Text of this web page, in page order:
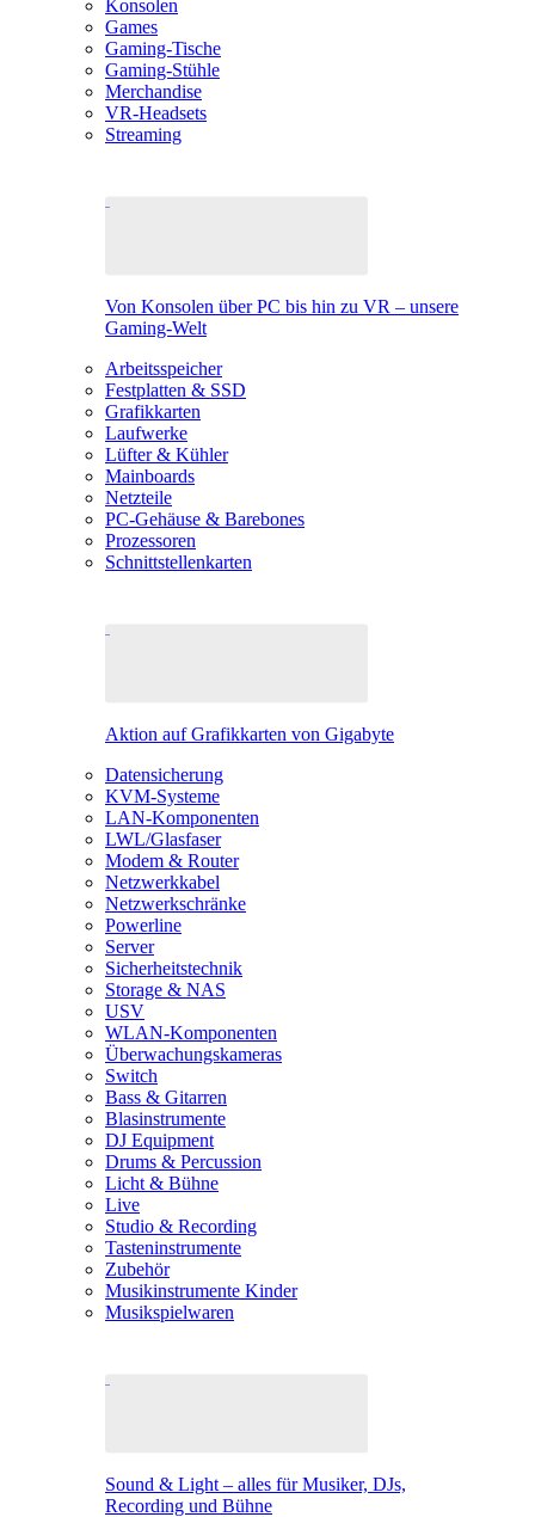
Konsolen
Games
Gaming-Tische
Gaming-Stühle
Merchandise
VR-Headsets
Streaming
Von Konsolen über PC bis hin zu VR – unsere
Gaming-Welt
Arbeitsspeicher
Festplatten & SSD
Grafikkarten
Laufwerke
Lüfter & Kühler
Mainboards
Netzteile
PC-Gehäuse & Barebones
Prozessoren
Schnittstellenkarten
Aktion auf Grafikkarten von Gigabyte
Datensicherung
KVM-Systeme
LAN-Komponenten
LWL/Glasfaser
Modem & Router
Netzwerkkabel
Netzwerkschränke
Powerline
Server
Sicherheitstechnik
Storage & NAS
USV
WLAN-Komponenten
Überwachungskameras
Switch
Bass & Gitarren
Blasinstrumente
DJ Equipment
Drums & Percussion
Licht & Bühne
Live
Studio & Recording
Tasteninstrumente
Zubehör
Musikinstrumente Kinder
Musikspielwaren
Sound & Light – alles für Musiker, DJs,
Recording und Bühne